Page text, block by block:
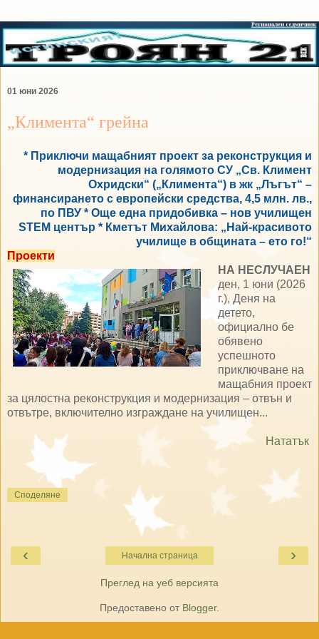
01 юни 2026
„Климента“ грейна
* Приключи мащабният проект за реконструкция и
модернизация на голямото СУ „Св. Климент
Охридски“ („Климента“) в жк „Лъгът“ –
финансирането с европейски средства, 4,5 млн. лв.,
по ПВУ * Още една придобивка – нов училищен
STEМ център * Кметът Михайлова: „Най-красивото
училище в общината – ето го!“
Проекти
НА НЕСЛУЧАЕН
ден, 1 юни (2026
г.), Деня на
детето,
официално бе
обявено
успешното
приключване на
мащабния проект
за цялостна реконструкция и модернизация – отвън и
отвътре, включително изграждане на училищен...
Нататък
Споделяне
‹ ›
Начална страница
Преглед на уеб версията
Предоставено от Blogger.